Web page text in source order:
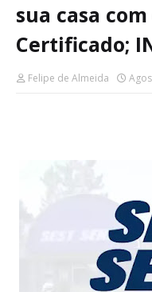
sua casa
Certificado;
Felipe de Almeida